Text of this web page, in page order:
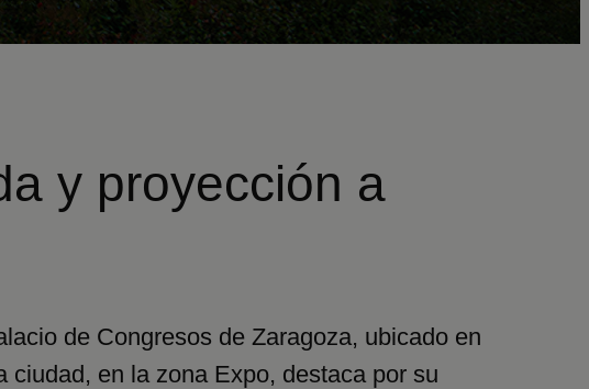
y proyección a
de Congresos de Zaragoza, ubicado en
ciudad, en la zona Expo, destaca por su